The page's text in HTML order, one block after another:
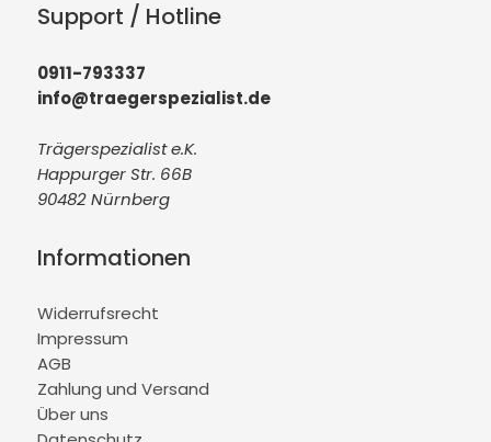
Support / Hotline
0911-793337
info@traegerspezialist.de
Trägerspezialist e.K.
Happurger Str. 66B
90482 Nürnberg
Informationen
Widerrufsrecht
Impressum
AGB
Zahlung und Versand
Über uns